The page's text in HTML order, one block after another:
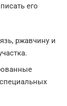
его
ржавчину и